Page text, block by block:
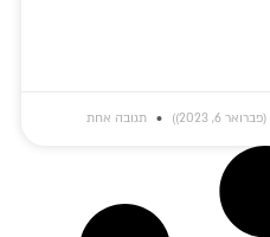
6, 2023)) תגובה אחת